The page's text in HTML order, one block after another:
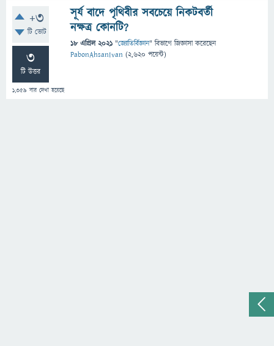
+3
টি ভোট
3
টি উত্তর
1,359 বার দেখা হয়েছে
সূর্য বাদে পৃথিবীর সবচেয়ে নিকটবর্তী
নক্ষত্র কোনটি?
18 এপ্রিল 2021 "জ্যোতির্বিজ্ঞান" বিভাগে জিজ্ঞাসাকরেছেন
PabonAhsanIvan (2,620 পয়েন্ট)